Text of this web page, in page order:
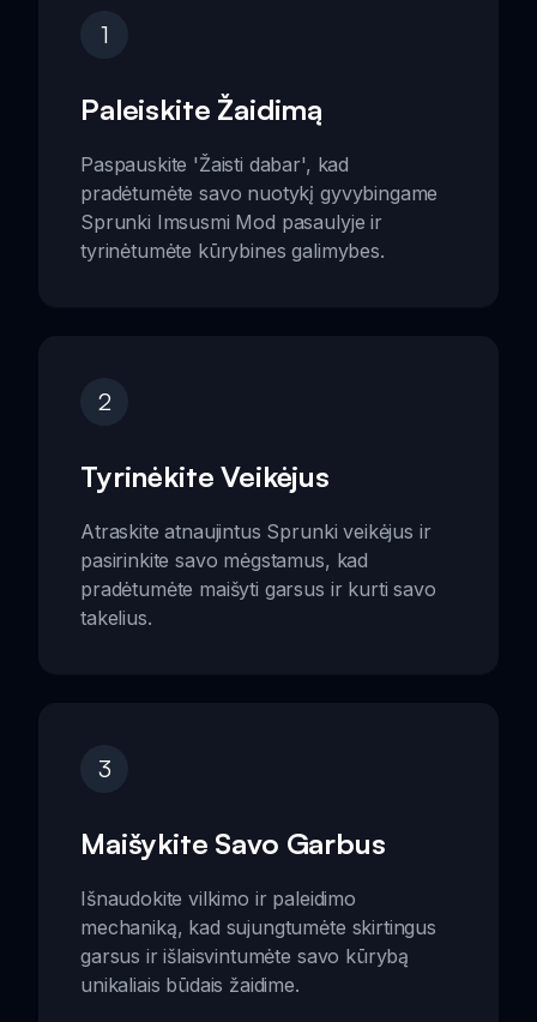
1
Paleiskite Žaidimą
Paspauskite 'Žaisti dabar', kad
pradėtumėte savo nuotykį gyvybingame
Sprunki Imsusmi Mod pasaulyje ir
tyrinėtumėte kūrybines galimybes.
2
Tyrinėkite Veikėjus
Atraskite atnaujintus Sprunki veikėjus ir
pasirinkite savo mėgstamus, kad
pradėtumėte maišyti garsus ir kurti savo
takelius.
3
Maišykite Savo Garbus
Išnaudokite vilkimo ir paleidimo
mechaniką, kad sujungtumėte skirtingus
garsus ir išlaisvintumėte savo kūrybą
unikaliais būdais žaidime.